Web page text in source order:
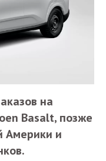
на
Basalt, позже
Америки и